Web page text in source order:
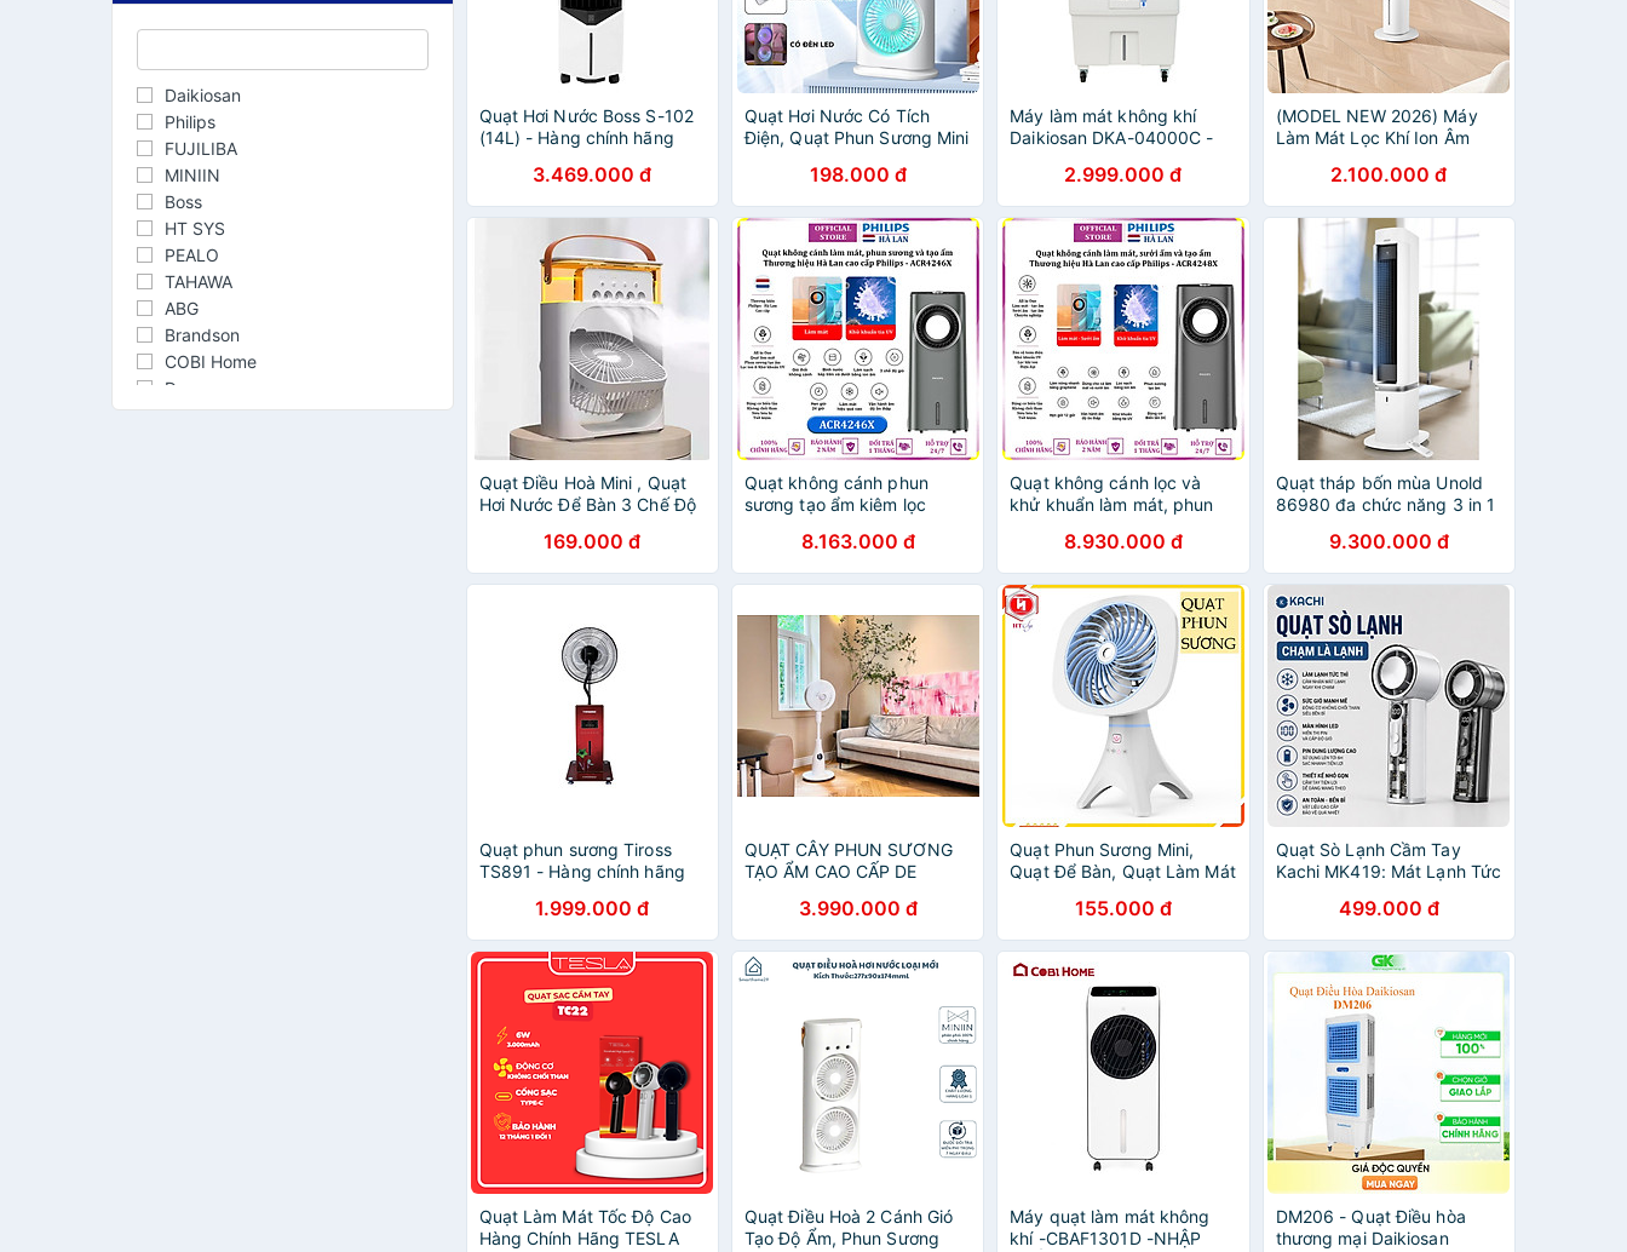
Daikiosan
Philips
FUJILIBA
MINIIN
Boss
HT SYS
PEALO
TAHAWA
ABG
Brandson
COBI Home
Doux
EMPIRE
Quạt Hơi Nước Boss S-102
(14L) - Hàng chính hãng
3.469.000 đ
Quạt Hơi Nước Có Tích
Điện, Quạt Phun Sương Mini
Tầng Có Đèn Led, remote
Tiện Lợi - Hàng Chính Hãng
Double ended Spray Fan,
Máy tạo ẩm
198.000 đ
Máy làm mát không khí
Daikiosan DKA-04000C -
2.999.000 đ
(MODEL NEW 2026) Máy
Làm Mát Lọc Khí Ion Âm
Cooler HBC350 Quạt Tháp
Haatz Điều Khiển Từ Xa -
Hàng Chính Hãng
2.100.000 đ
Quạt Điều Hoà Mini , Quạt
Hơi Nước Để Bàn 3 Chế Độ
Nước 600ml169.000 đ
Quạt không cánh phun
sương tạo ẩm kiêm lọc
khuẩn UV thương hiệu Hà
Lan Philips ACR4246X
Serial 4000 - Hàng nhập
khẩu
8.163.000 đ
Quạt không cánh lọc và
khử khuẩn làm mát, phun
sưởi ấm và tạo ẩm mùa
đông thương hiệu Hà Lan
cao cấp Philips ACR4248X
Serial 4000 - Hàng nhập
khẩu
8.930.000 đ
Quạt tháp bốn mùa Unold
86980 đa chức năng 3 in 1
tạo ẩm) Hàng chính hãng
9.300.000 đ
Quạt phun sương Tiross
TS891 - Hàng chính hãng
1.999.000 đ
QUẠT CÂY PHUN SƯƠNG
TẠO ẨM CAO CẤP DE
3.990.000 đ
Quạt Phun Sương Mini,
Quạt Để Bàn, Quạt Làm Mát
Vững Chắc - Hàng Nhập
Khẩu
155.000 đ
Quạt Sò Lạnh Cầm Tay
Kachi MK419: Mát Lạnh Tức
Hàng chính hãng
499.000 đ
Quạt Làm Mát Tốc Độ Cao
Hàng Chính Hãng TESLA
Quạt Điều Hoà 2 Cánh Gió
Tạo Độ Ẩm, Phun Sương
Máy quạt làm mát không
khí -CBAF1301D -NHẬP
DM206 - Quạt Điều hòa
thương mại Daikiosan